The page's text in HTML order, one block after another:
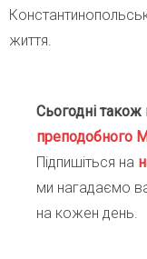
життя.
Сьогодні також
преподобного
Підпишіться на
ми нагадаємо
на кожен день.